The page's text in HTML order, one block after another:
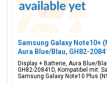
Samsung Galaxy Note10+
Aura Blue/Blau, GH82-
Display + Batterie, Aura Blue/
GH82-20841D, Kompatibel mit:
Samsung Galaxy Note10 Plus